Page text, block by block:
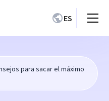
ES
para sacar el máximo